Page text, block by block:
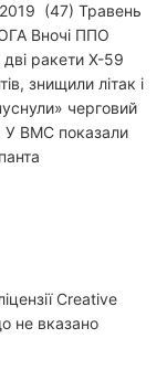
(47) Травень
Вночі ППО
дві ракети Х-59
знищили літак і
черговий
У ВМС показали
Creative
не вказано